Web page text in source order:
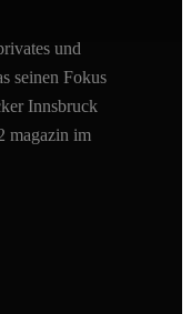
und
seinen Fokus
Innsbruck
magazin im